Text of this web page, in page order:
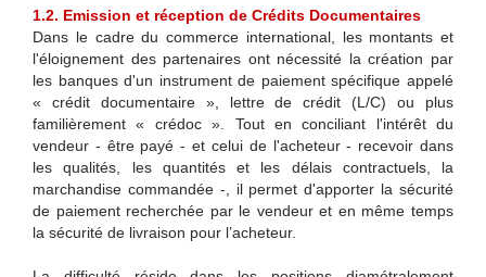
1.2. Emission et réception de Crédits Documentaires
Dans le cadre du commerce international, les montants et
l'éloignement des partenaires ont nécessité la création par
les banques d'un instrument de paiement spécifique appelé
« crédit documentaire », lettre de crédit (L/C) ou plus
familièrement « crédoc ». Tout en conciliant l'intérêt du
vendeur - être payé - et celui de l'acheteur - recevoir dans
les qualités, les quantités et les délais contractuels, la
marchandise commandée -, il permet d'apporter la sécurité
de paiement recherchée par le vendeur et en même temps
la sécurité de livraison pour l’acheteur.